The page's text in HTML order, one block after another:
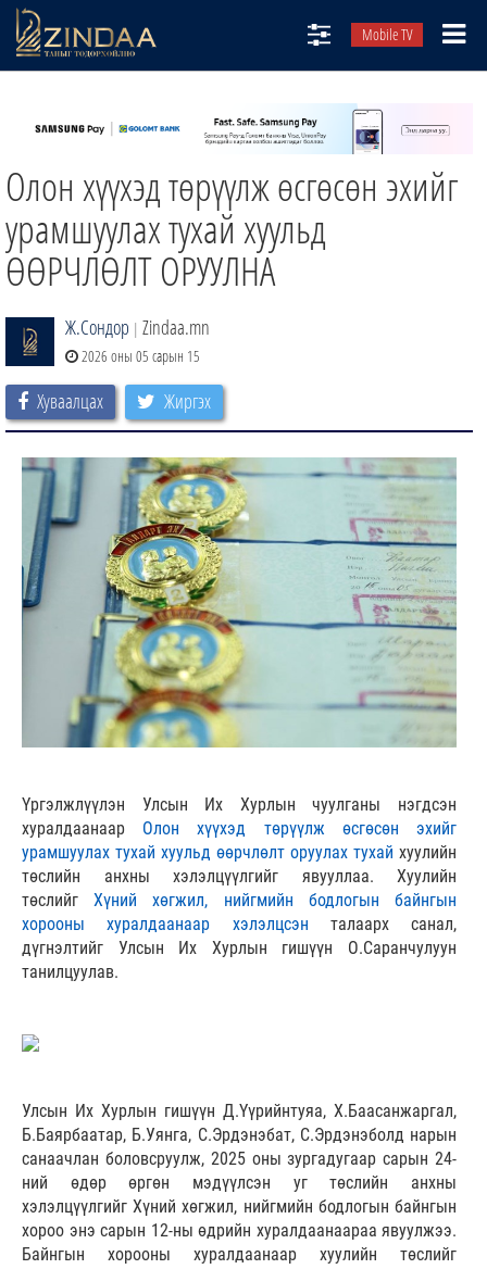
Mobile TV
ТВ8
ӨГЛӨӨНИЙ СОНИН
АУДИО ЗОХИОЛ
ЗИНДАА СЭТГҮҮЛ
Олон хүүхэд төрүүлж өсгөсөн эхийг
урамшуулах тухай хуульд
ӨӨРЧЛӨЛТ ОРУУЛНА
Ж.Сондор | Zindaa.mn
2026 оны 05 сарын 15
Хуваалцах Жиргэх
Үргэлжлүүлэн Улсын Их Хурлын чуулганы нэгдсэн
хуралдаанаар Олон хүүхэд төрүүлж өсгөсөн эхийг
урамшуулах тухай хуульд өөрчлөлт оруулах тухай хуулийн
төслийн анхны хэлэлцүүлгийг явууллаа. Хуулийн
төслийгХүний хөгжил, нийгмийн бодлогын байнгын
хорооны хуралдаанаар хэлэлцсэн талаарх санал,
дүгнэлтийг Улсын Их Хурлын гишүүн О.Саранчулуун
танилцуулав.
Улсын Их Хурлын гишүүн Д.Үүрийнтуяа, Х.Баасанжаргал,
Б.Баярбаатар, Б.Уянга, С.Эрдэнэбат, С.Эрдэнэболд нарын
санаачлан боловсруулж, 2025 оны зургадугаар сарын 24-
ний өдөр өргөн мэдүүлсэн уг төслийн анхны
хэлэлцүүлгийг Хүний хөгжил, нийгмийн бодлогын байнгын
хороо энэ сарын 12-ны өдрийн хуралдаанаараа явуулжээ.
Байнгын хорооны хуралдаанаар хуулийн төслийг